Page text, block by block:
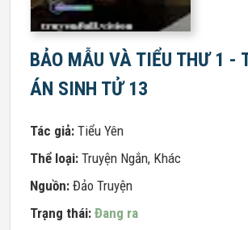
BẢO MẪU VÀ TIỂU THƯ 1 -
ÁN SINH TỬ 13
Tác giả: Tiểu Yên
Thể loại: Truyện Ngắn, Khác
Nguồn: Đảo Truyện
Trạng thái: Đang ra